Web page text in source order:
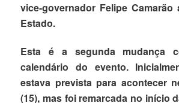
vice-governador Felipe Camarão
Estado.
Esta é a segunda mudança
calendário do evento.
estava prevista para acontecer
(15), mas foi remarcada no início